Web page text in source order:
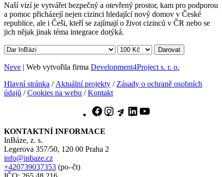
Naší vizí je vytvářet bezpečný a otevřený prostor, kam pro podporou
a pomoc přicházejí nejen cizinci hledající nový domov v České
republice, ale i Češi, kteří se zajímají o život cizinců v ČR nebo se
jich nějak jinak téma integrace dotýká.
Darovat
Neve | Web vytvořila firma Development4Project s. r. o.
Hlavní stránka / Aktuální projekty / Zásady o ochraně osobních
údajů /Cookies na webu /Kontakt
Facebook
Instagram
TelegramLinkedIn
KONTAKTNÍ INFORMACE
InBáze, z. s.
Legerova 357/50, 120 00 Praha 2
info@inbaze.cz
+420739037353 (po–čt)